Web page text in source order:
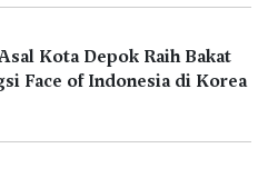
Kota Depok Raih Bakat
Face of Indonesia di Korea